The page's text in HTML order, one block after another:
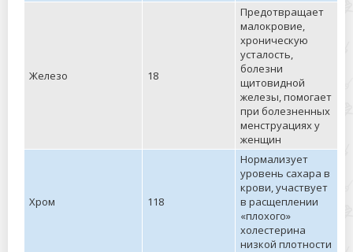
Железо 18
Предотвращает
малокровие,
хроническую
усталость,
болезни
щитовидной
железы, помогает
при болезненных
менструациях у
женщин
Хром 118
Нормализует
уровень сахара в
крови, участвует
в расщеплении
«плохого»
холестерина
низкой плотности